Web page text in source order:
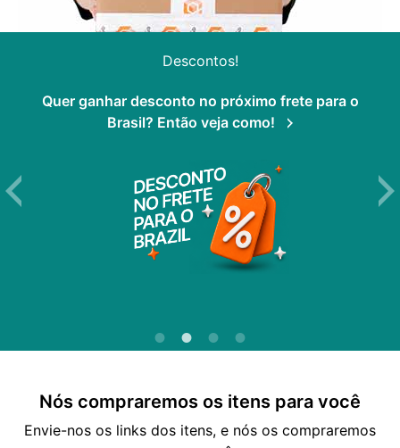
Descontos!
Quer ganhar desconto no próximo frete para o
Brasil? Então veja como!
Nós compraremos os itens para você
Envie-nos os links dos itens, e nós os compraremos